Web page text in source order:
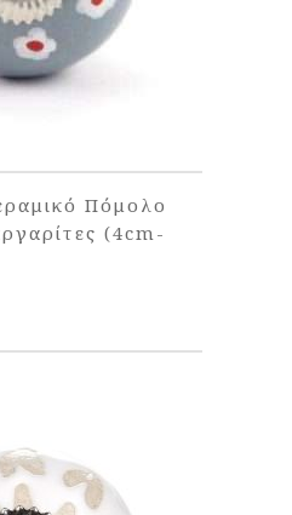
Πόμολο
(4cm-